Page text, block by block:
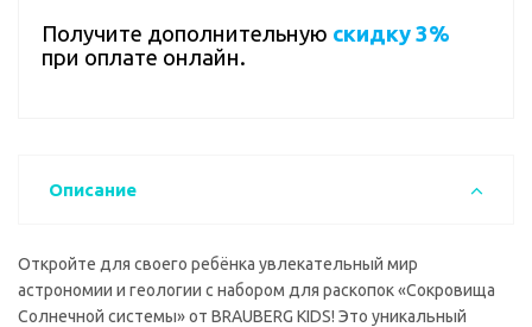
Получите дополнительную скидку 3%
при оплате онлайн.
Описание
Откройте для своего ребёнка увлекательный мир
астрономии и геологии с набором для раскопок «Сокровища
Солнечной системы» от BRAUBERG KIDS! Это уникальный